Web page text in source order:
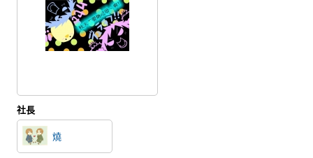
註冊會員
登入
社長
燒